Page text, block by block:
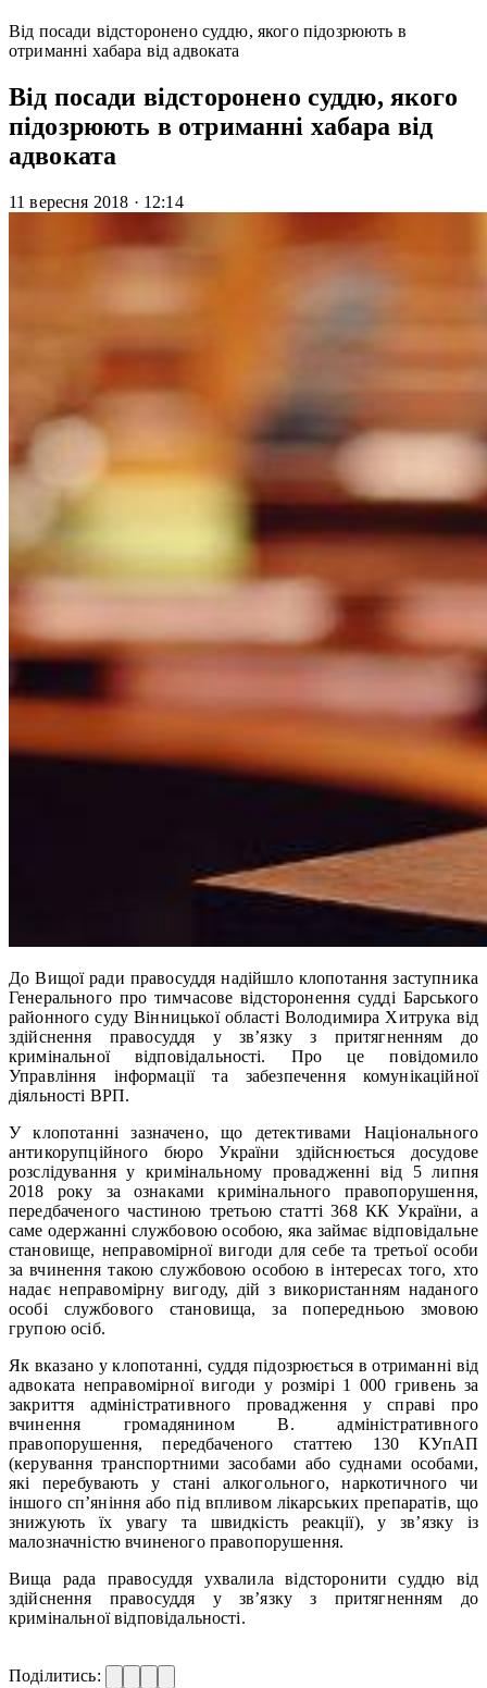
Від посади відсторонено суддю, якого підозрюють в
отриманні хабара від адвоката
Від посади відсторонено суддю, якого
підозрюють в отриманні хабара від
адвоката
11 вересня 2018 · 12:14
До Вищої ради правосуддя надійшло клопотання заступника
Генерального про тимчасове відсторонення судді Барського
районного суду Вінницької області Володимира Хитрука від
здійснення правосуддя у зв’язку з притягненням до
кримінальної відповідальності. Про це повідомило
Управління інформації та забезпечення комунікаційної
діяльності ВРП.
У клопотанні зазначено, що детективами Національного
антикорупційного бюро України здійснюється досудове
розслідування у кримінальному провадженні від 5 липня
2018 року за ознаками кримінального правопорушення,
передбаченого частиною третьою статті 368 КК України, а
саме одержанні службовою особою, яка займає відповідальне
становище, неправомірної вигоди для себе та третьої особи
за вчинення такою службовою особою в інтересах того, хто
надає неправомірну вигоду, дій з використанням наданого
особі службового становища, за попередньою змовою
групою осіб.
Як вказано у клопотанні, суддя підозрюється в отриманні від
адвоката неправомірної вигоди у розмірі 1 000 гривень за
закриття адміністративного провадження у справі про
вчинення громадянином В. адміністративного
правопорушення, передбаченого статтею 130 КУпАП
(керування транспортними засобами або суднами особами,
які перебувають у стані алкогольного, наркотичного чи
іншого сп’яніння або під впливом лікарських препаратів, що
знижують їх увагу та швидкість реакції), у зв’язку із
малозначністю вчиненого правопорушення.
Вища рада правосуддя ухвалила відсторонити суддю від
здійснення правосуддя у зв’язку з притягненням до
кримінальної відповідальності.
Поділитись: